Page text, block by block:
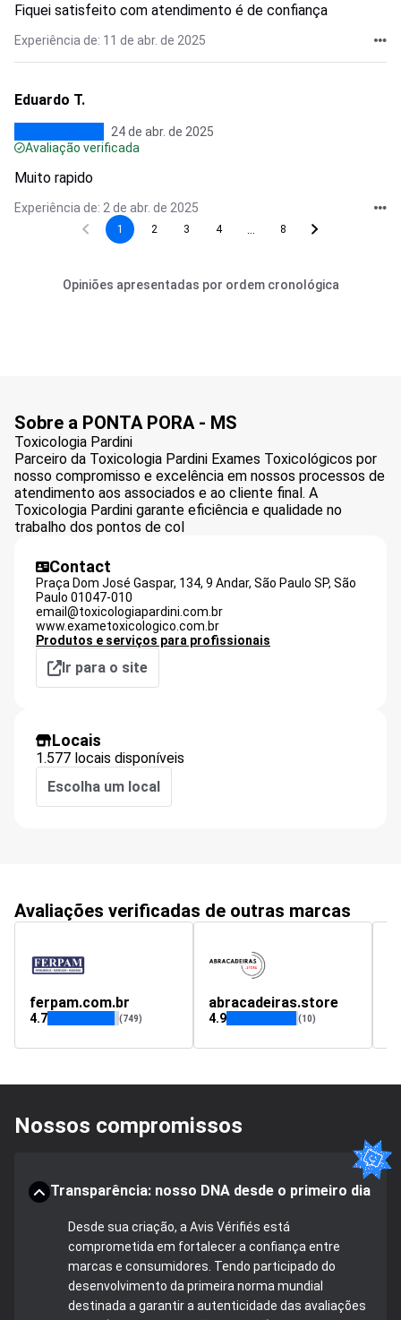
Fiquei satisfeito com atendimento é de confiança
Experiência de: 11 de abr. de 2025
Eduardo T.
24 de abr. de 2025
Avaliação verificada
Muito rapido
Experiência de: 2 de abr. de 2025
1 2 3 4 8
Opiniões apresentadas por ordem cronológica
Sobre a PONTA PORA - MS
Toxicologia Pardini
Parceiro da Toxicologia Pardini Exames Toxicológicos por
nosso compromisso e excelência em nossos processos de
atendimento aos associados e ao cliente final. A
Toxicologia Pardini garante eficiência e qualidade no
trabalho dos pontos de col
Contact
Praça Dom José Gaspar, 134, 9 Andar, São Paulo SP, São
Paulo 01047-010
email@toxicologiapardini.com.br
www.exametoxicologico.com.br
Produtos e serviços para profissionais
Ir para o site
Locais
1.577 locais disponíveis
Escolha um local
Avaliações verificadas de outras marcas
ferpam.com.br
4.7 (749)
abracadeiras.store
4.9 (10)
Nossos compromissos
Transparência: nosso DNA desde o primeiro dia
Desde sua criação, a Avis Vérifiés está
comprometida em fortalecer a confiança entre
marcas e consumidores. Tendo participado do
desenvolvimento da primeira norma mundial
destinada a garantir a autenticidade das avaliações